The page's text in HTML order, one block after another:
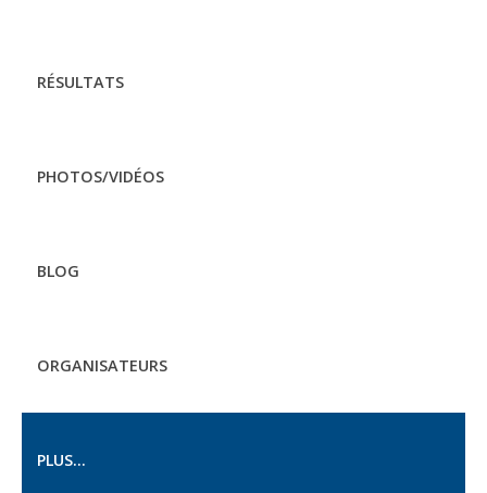
RÉSULTATS
PHOTOS/VIDÉOS
BLOG
ORGANISATEURS
PLUS...